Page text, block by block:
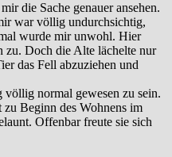
die Sache genauer ansehen.
war völlig undurchsichtig,
wurde mir unwohl. Hier
zu. Doch die Alte lächelte nur
das Fell abzuziehen und
völlig normal gewesen zu sein.
Beginn des Wohnens im
Offenbar freute sie sich